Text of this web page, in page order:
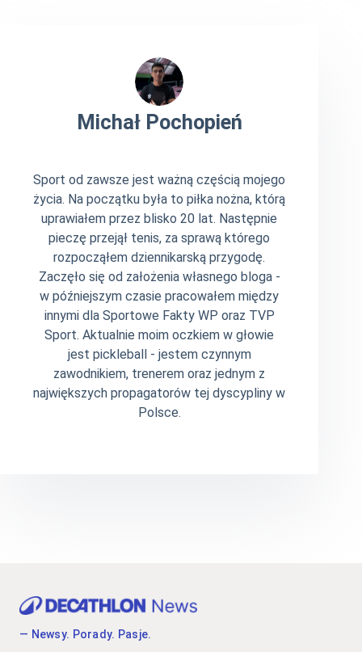
Michał Pochopień
Sport od zawsze jest ważną częścią mojego
życia. Na początku była to piłka nożna, którą
uprawiałem przez blisko 20 lat. Następnie
pieczę przejął tenis, za sprawą którego
rozpocząłem dziennikarską przygodę.
Zaczęło się od założenia własnego bloga -
w późniejszym czasie pracowałem między
innymi dla Sportowe Fakty WP oraz TVP
Sport. Aktualnie moim oczkiem w głowie
jest pickleball - jestem czynnym
zawodnikiem, trenerem oraz jednym z
największych propagatorów tej dyscypliny w
Polsce.
— Newsy. Porady. Pasje.